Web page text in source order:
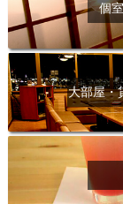
個
大部屋・